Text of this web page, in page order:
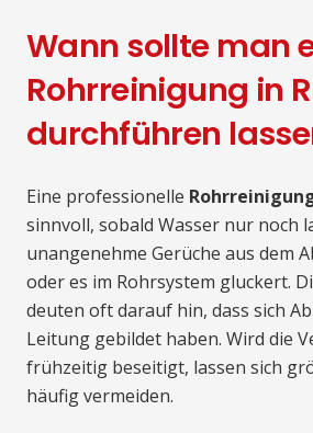
Wann sollte man
Rohrreinigung in
durchführen
Eine professionelle
sinnvoll, sobald Wasser nur noch
unangenehme Gerüche aus dem
oder es im Rohrsystem gluckert.
deuten oft darauf hin, dass sich
Leitung gebildet haben. Wird die
frühzeitig beseitigt, lassen sich
häufig vermeiden.